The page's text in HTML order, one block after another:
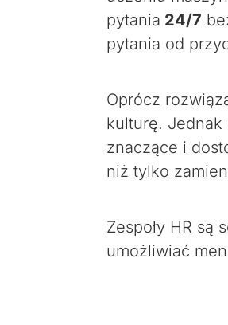
pytania 24/7
pytania od
Oprócz
kulturę. Jednak
znaczące i
niż tylko
Zespoły HR są
umożliwiać